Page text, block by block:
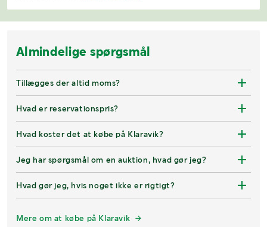
Almindelige spørgsmål
Tillægges der altid moms?
Hvad er reservationspris?
Hvad koster det at købe på Klaravik?
Jeg har spørgsmål om en auktion, hvad gør jeg?
Hvad gør jeg, hvis noget ikke er rigtigt?
Mere om at købe på Klaravik